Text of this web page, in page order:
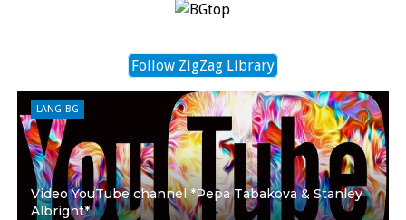
Follow ZigZag Library
LANG-BG
Video YouTube channel *Pepa Tabakova & Stanley
Albright*